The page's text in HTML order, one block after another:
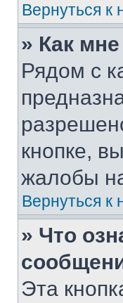
Вернуться к
» Как
Рядом с
кнопке,
жалобы
Вернуться к
» Что
Эта